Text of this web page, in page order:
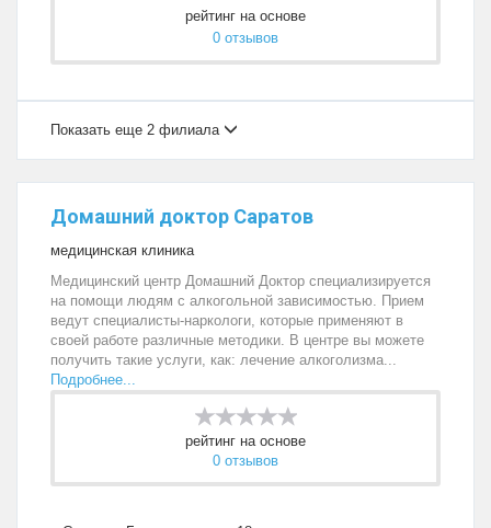
рейтинг на основе
0 отзывов
Показать еще 2 филиала
Домашний доктор Саратов
медицинская клиника
Медицинский центр Домашний Доктор специализируется
на помощи людям с алкогольной зависимостью. Прием
ведут специалисты-наркологи, которые применяют в
своей работе различные методики. В центре вы можете
получить такие услуги, как: лечение алкоголизма...
Подробнее...
рейтинг на основе
0 отзывов